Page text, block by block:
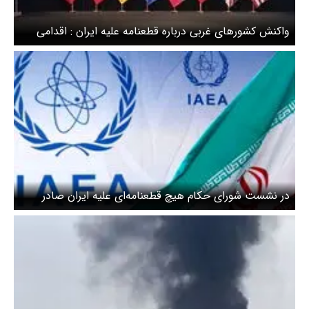
واکنش کشورهای غربی درباره قطعنامه علیه ایران : اقدامی
برای تنش نیست
در نشست شورای حکام هیچ‌ قطعنامه‌ای علیه ایران صادر
نمی‌شود